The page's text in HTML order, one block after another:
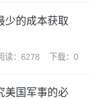
的成本获取
读：6278 下载：0
美国军事的必